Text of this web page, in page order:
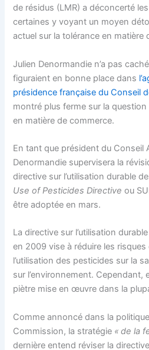
de résidus (LMR) a déconcerté
certaines y voyant un moyen
actuel sur la tolérance en matière
Julien Denormandie n’a pas
figuraient en bonne place dans
présidence française du Conseil
montré plus ferme sur la
en matière de commerce.
En tant que président du Conseil
Denormandie supervisera la
directive sur l’utilisation durable
Use of Pesticides Directive ou
être adoptée en mars.
La directive sur l’utilisation
en 2009 vise à réduire les
l’utilisation des pesticides sur la
sur l’environnement. Cependant,
piètre mise en œuvre dans la
Comme annoncé dans la
Commission, la stratégie « de la
dernière entend réviser la